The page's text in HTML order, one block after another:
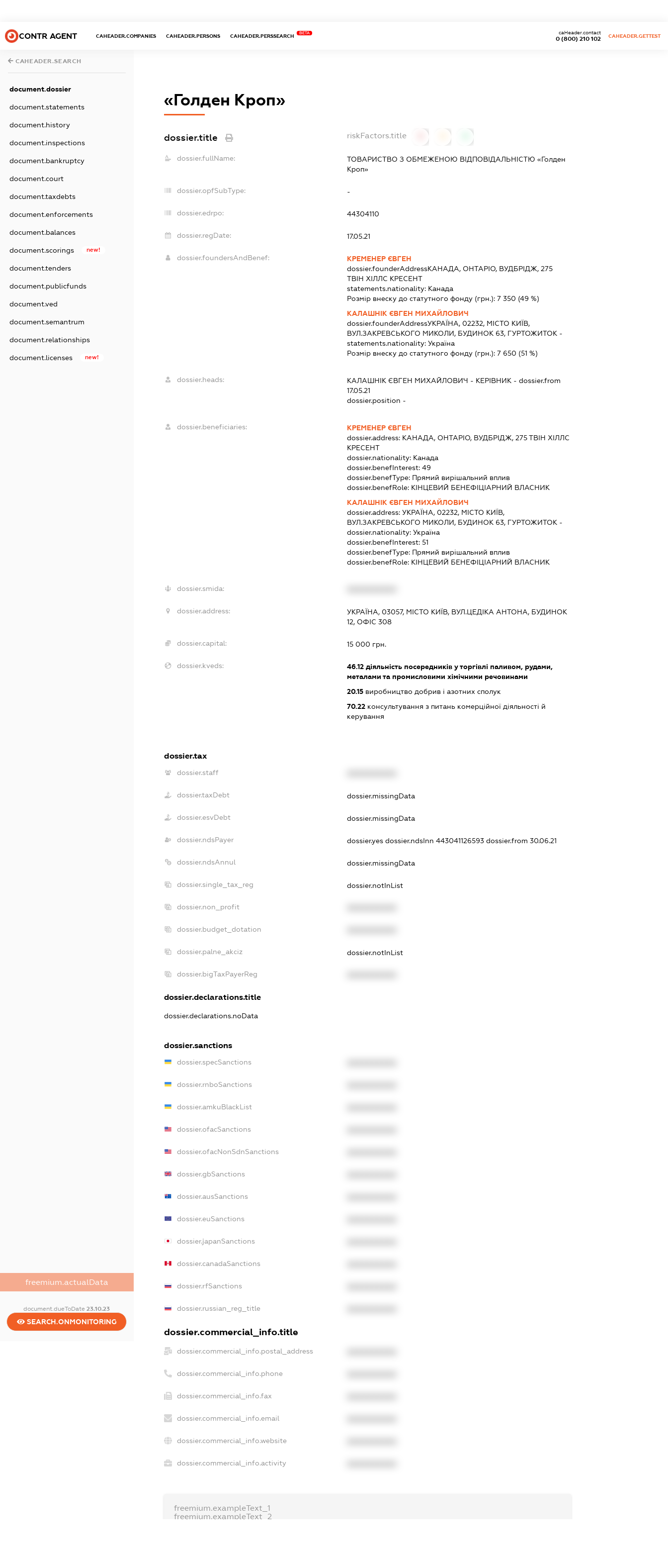
CONTR AGENT CAHEADER.COMPANIES CAHEADER.PERSONS CAHEADER.PERSSEARCH
BETA
0 (800) 210 102
caHeader.contact
CAHEADER.GETTEST
CAHEADER.SEARCH
document.dossier
document.statements
document.history
document.inspections
document.bankruptcy
document.court
document.taxdebts
document.enforcements
document.balances
document.scorings new!
document.tenders
document.publicfunds
document.ved
document.semantrum
document.relationships
document.licenses new!
freemium.actualData
document.dueToDate23.10.23
SEARCH.ONMONITORING
«Голден Кроп»
dossier.title riskFactors.title
dossier.fullName:
ТОВАРИСТВО З ОБМЕЖЕНОЮ ВІДПОВІДАЛЬНІСТЮ «Голден
Кроп»
dossier.opfSubType: -
dossier.edrpo: 44304110
dossier.regDate: 17.05.21
dossier.foundersAndBenef:
КРЕМЕНЕР ЄВГЕН
dossier.founderAddressКАНАДА, ОНТАРІО, ВУДБРІДЖ, 275
ТВІН ХІЛЛС КРЕСЕНТ
statements.nationality: Канада
Розмір внеску до статутного фонду (грн.):7 350 (49 %)
КАЛАШНІК ЄВГЕН МИХАЙЛОВИЧ
dossier.founderAddressУКРАЇНА, 02232, МІСТО КИЇВ,
ВУЛ.ЗАКРЕВСЬКОГО МИКОЛИ, БУДИНОК 63, ГУРТОЖИТОК -
statements.nationality:Україна
Розмір внеску до статутного фонду (грн.):7 650 (51 %)
dossier.heads: КАЛАШНІК ЄВГЕН МИХАЙЛОВИЧ - КЕРІВНИК - dossier.from
17.05.21
dossier.position -
dossier.beneficiaries:
КРЕМЕНЕР ЄВГЕН
dossier.address: КАНАДА, ОНТАРІО, ВУДБРІДЖ, 275 ТВІН ХІЛЛС
КРЕСЕНТ
dossier.nationality: Канада
dossier.benefInterest:49
dossier.benefType: Прямий вирішальний вплив
dossier.benefRole: КІНЦЕВИЙ БЕНЕФІЦІАРНИЙ ВЛАСНИК
КАЛАШНІК ЄВГЕН МИХАЙЛОВИЧ
dossier.address:УКРАЇНА, 02232, МІСТО КИЇВ,
ВУЛ.ЗАКРЕВСЬКОГО МИКОЛИ, БУДИНОК 63, ГУРТОЖИТОК -
dossier.nationality:Україна
dossier.benefInterest:51
dossier.benefType: Прямий вирішальний вплив
dossier.benefRole: КІНЦЕВИЙ БЕНЕФІЦІАРНИЙ ВЛАСНИК
dossier.smida:
dossier.address:
УКРАЇНА, 03057, МІСТО КИЇВ, ВУЛ.ЦЕДІКА АНТОНА, БУДИНОК
12, ОФІС 308
dossier.capital: 15 000 грн.
dossier.kveds: 46.12 діяльність посередників у торгівлі паливом, рудами,
металами та промисловими хімічними речовинами
20.15 виробництво добрив і азотних сполук
70.22 консультування з питань комерційної діяльності й
керування
dossier.tax
dossier.staff
dossier.taxDebt dossier.missingData
dossier.esvDebt dossier.missingData
dossier.ndsPayer dossier.yesdossier.ndsInn 443041126593dossier.from 30.06.21
dossier.ndsAnnul dossier.missingData
dossier.single_tax_reg dossier.notInList
dossier.non_profit
dossier.budget_dotation
dossier.palne_akciz dossier.notInList
dossier.bigTaxPayerReg
dossier.declarations.title
dossier.declarations.noData
dossier.sanctions
dossier.specSanctions
dossier.rnboSanctions
dossier.amkuBlackList
dossier.ofacSanctions
dossier.ofacNonSdnSanctions
dossier.gbSanctions
dossier.ausSanctions
dossier.euSanctions
dossier.japanSanctions
dossier.canadaSanctions
dossier.rfSanctions
dossier.russian_reg_title
dossier.commercial_info.title
dossier.commercial_info.postal_address
dossier.commercial_info.phone
dossier.commercial_info.fax
dossier.commercial_info.email
dossier.commercial_info.website
dossier.commercial_info.activity
freemium.exampleText_1
freemium.exampleText_2